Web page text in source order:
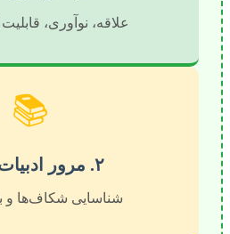
علاقه، نوآوری،
📚
۲. مرور ادبیات جامع
شناسایی شکاف‌ها و